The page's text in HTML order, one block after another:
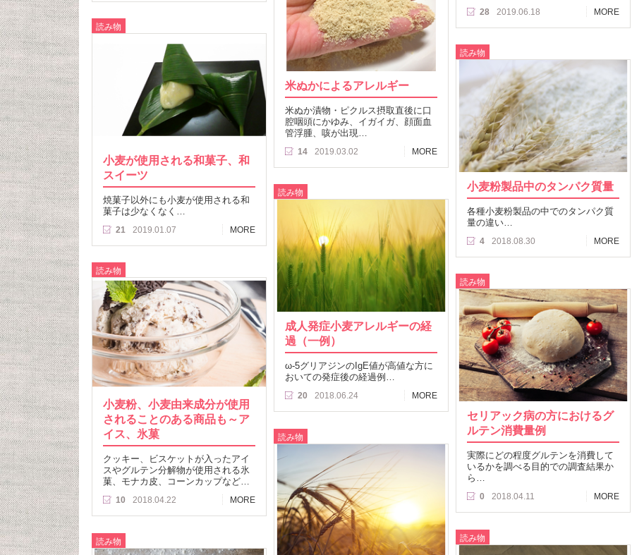
28 2019.06.18 MORE
米ぬかによるアレルギー
米ぬか漬物・ピクルス摂取直後に口
腔咽頭にかゆみ、イガイガ、顔面血
管浮腫、咳が出現…
14 2019.03.02 MORE
読み物
小麦が使用される和菓子、和
スイーツ
焼菓子以外にも小麦が使用される和
菓子は少なくなく…
21 2019.01.07 MORE
読み物
小麦粉製品中のタンパク質量
各種小麦粉製品の中でのタンパク質
量の違い…
4 2018.08.30 MORE
読み物
成人発症小麦アレルギーの経
過（一例）
ω-5グリアジンのIgE値が高値な方に
おいての発症後の経過例…
20 2018.06.24 MORE
読み物
小麦粉、小麦由来成分が使用
されることのある商品も～ア
イス、氷菓
クッキー、ビスケットが入ったアイ
スやグルテン分解物が使用される氷
菓、モナカ皮、コーンカップなど…
10 2018.04.22 MORE
読み物
セリアック病の方におけるグ
ルテン消費量例
実際にどの程度グルテンを消費して
いるかを調べる目的での調査結果か
ら…
0 2018.04.11 MORE
読み物
読み物
読み物